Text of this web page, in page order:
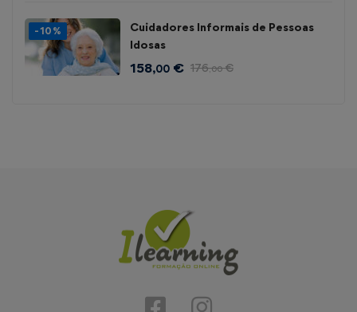
-10%
Cuidadores Informais de Pessoas
Idosas
158,00 € 176,00 €